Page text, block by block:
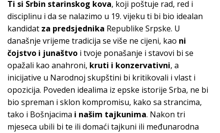
Ti si Srbin starinskog kova, koji poštuje rad, red i
disciplinu i da se nalazimo u 19. vijeku ti bi bio idealan
kandidat za predsjednika Republike Srpske. U
današnje vrijeme tradicija se više ne cijeni, kao ni
čojstvo i junaštvo i tvoje ponašanje i stavovi bi se
opažali kao anahroni, kruti i konzervativni, a
inicijative u Narodnoj skupštini bi kritikovali i vlast i
opozicija. Poveden idealima iz epske istorije Srba, ne bi
bio spreman i sklon kompromisu, kako sa strancima,
tako i Bošnjacima i našim tajkunima. Nakon tri
mjeseca ubili bi te ili domaći tajkuni ili međunarodna